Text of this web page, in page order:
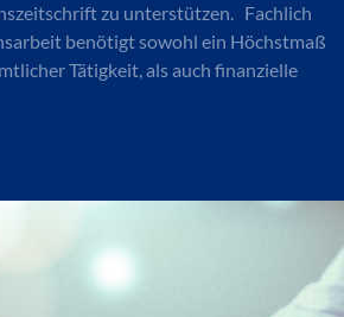
zu unterstützen. Fachlich
benötigt sowohl ein Höchstmaß
Tätigkeit, als auch finanzielle